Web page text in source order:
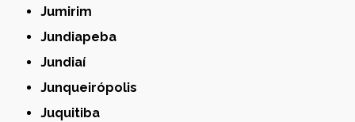
Jumirim
Jundiapeba
Jundiaí
Junqueirópolis
Juquitiba